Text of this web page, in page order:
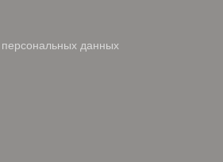
данных